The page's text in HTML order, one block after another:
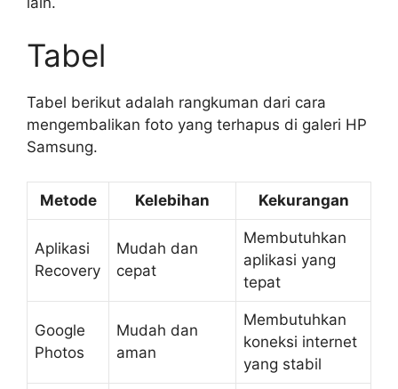
Tabel
Tabel berikut adalah rangkuman dari cara
mengembalikan foto yang terhapus di galeri HP
Samsung.
Metode Kelebihan Kekurangan
Aplikasi
Recovery
Mudah dan
cepat
Membutuhkan
aplikasi yang
tepat
Google
Photos
Mudah dan
aman
Membutuhkan
koneksi internet
yang stabil